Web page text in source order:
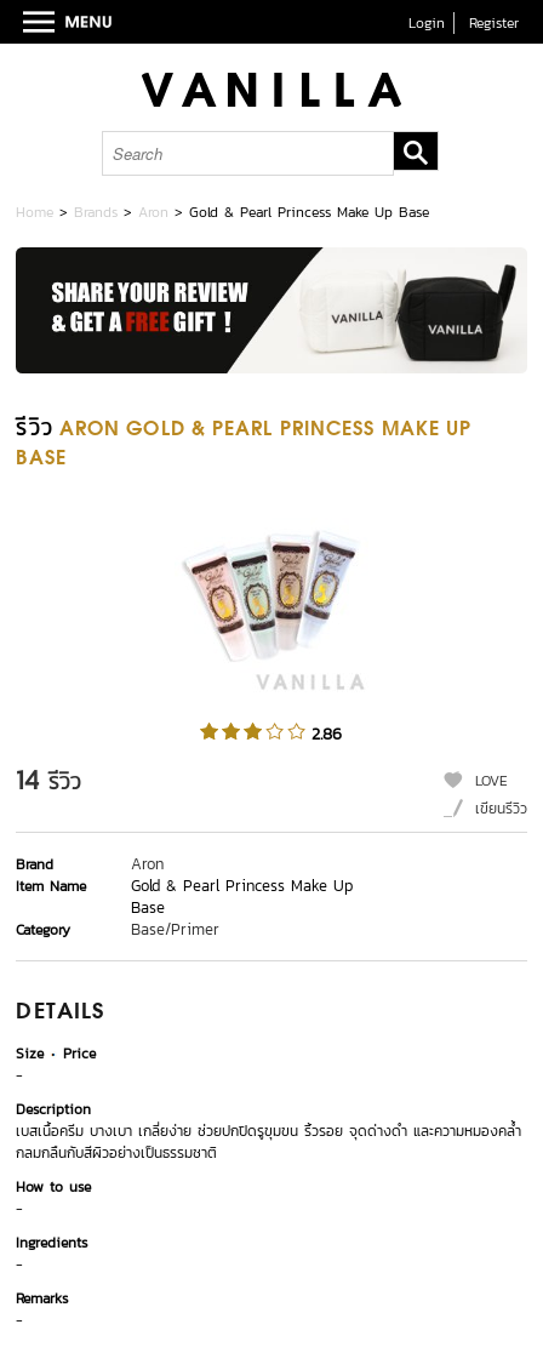
Login Register
Home > Brands > Aron >Gold & Pearl Princess Make Up Base
รีวิว ARON GOLD & PEARL PRINCESS MAKE UP
BASE
2.86
14 รีวิว
LOVE
เขียนรีวิว
Brand Aron
Item Name
Gold & Pearl Princess Make Up
Base
Category Base/Primer
DETAILS
Size
Price
-
Description
เบสเนื้อครีม บางเบา เกลี่ยง่าย ช่วยปกปิดรูขุมขน ริ้วรอย จุดด่างดำ และความหมองคล้ำ
กลมกลืนกับสีผิวอย่างเป็นธรรมชาติ
How to use
-
Ingredients
-
Remarks
-